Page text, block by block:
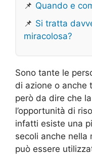
📌 Quando e
📌 Si tratta
miracolosa?
Sono tante le
di azione o anche
però da dire che
l’opportunità di
infatti esiste una
secoli anche nella
può essere